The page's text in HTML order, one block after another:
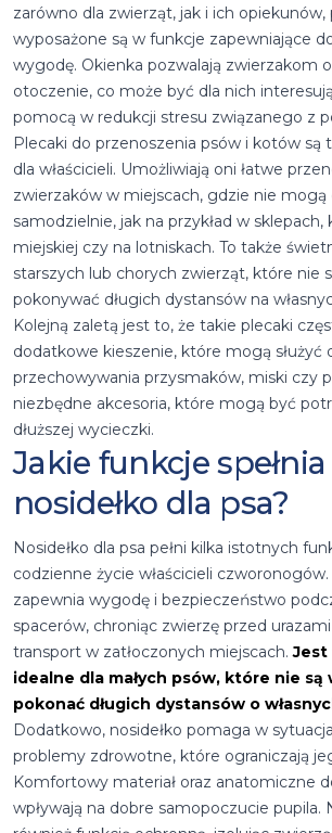
zarówno dla zwierząt, jak i ich
wyposażone są w funkcje zapewniające
wygodę. Okienka pozwalają zwierzakom
otoczenie, co może być dla nich
pomocą w redukcji stresu związanego z
Plecaki do przenoszenia psów i kotów są
dla właścicieli. Umożliwiają oni łatwe
zwierzaków w miejscach, gdzie nie mogą
samodzielnie, jak na przykład w sklepach,
miejskiej czy na lotniskach. To także
starszych lub chorych zwierząt, które nie
pokonywać długich dystansów na
Kolejną zaletą jest to, że takie plecaki
dodatkowe kieszenie, które mogą służyć
przechowywania przysmaków, miski czy
niezbędne akcesoria, które mogą być
dłuższej wycieczki.
Jakie funkcje spełnia
nosidełko dla psa?
Nosidełko dla psa pełni kilka istotnych
codzienne życie właścicieli
zapewnia wygodę i bezpieczeństwo
spacerów, chroniąc zwierzę przed
transport w zatłoczonych miejscach.Jest
idealne dla małych psów, które nie są
pokonać długich dystansów o
Dodatkowo, nosidełko pomaga w
problemy zdrowotne, które ograniczają
Komfortowy materiał oraz anatomiczne
wpływają na dobre samopoczucie pupila.